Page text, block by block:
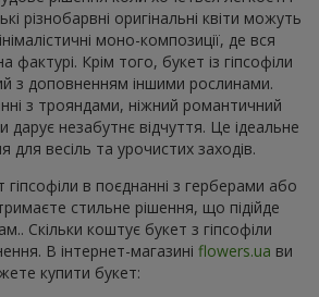
різнобарвні оригінальні квіти можуть
моно-композиції, де вся
фактурі. Крім того, букет із гіпсофіли
з доповненням іншими рослинами.
з трояндами, ніжний романтичний
дарує незабутнє відчуття. Це ідеальне
для весіль та урочистих заходів.
в поєднанні з герберами або
стильне рішення, що підійде
Скільки коштує букет з гіпсофіли
В інтернет-магазині flowers.ua ви
купити букет: